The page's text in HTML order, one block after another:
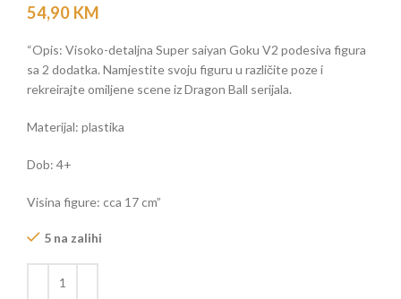
54,90 KM
“Opis: Visoko-detaljna Super saiyan Goku V2 podesiva figura
sa 2 dodatka. Namjestite svoju figuru u različite poze i
rekreirajte omiljene scene iz Dragon Ball serijala.
Materijal: plastika
Dob: 4+
Visina figure: cca 17 cm”
5 na zalihi